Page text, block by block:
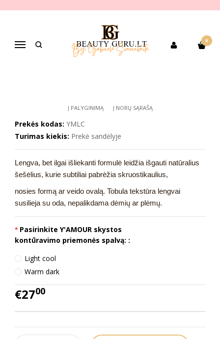
Navigacija
0
Pagrindinis PREKIŲ KATEGORIJOS
Dekoratyvinė kosmetika
Y'AMOUR skysta kontūravimo priemonė, įv. spalvų, 1,3 ml
Y'AMOUR SKYSTA KONTŪRAVIMO
Į PALYGINIMĄ Į NORŲ SĄRAŠĄ
Prekės kodas: YMLC
Turimas kiekis: Prekė sandėlyje
Lengva, bet ilgai išliekanti formulė leidžia išgauti natūralius
šešėlius, kurie subtiliai pabrėžia skruostikaulius,
nosies formą ar veido ovalą. Tobula tekstūra lengvai
susilieja su oda, nepalikdama dėmių ar plėmų.
Pasirinkite Y'AMOUR skystos
kontūravimo priemonės spalvą: :
Light cool
Warm dark
€2700